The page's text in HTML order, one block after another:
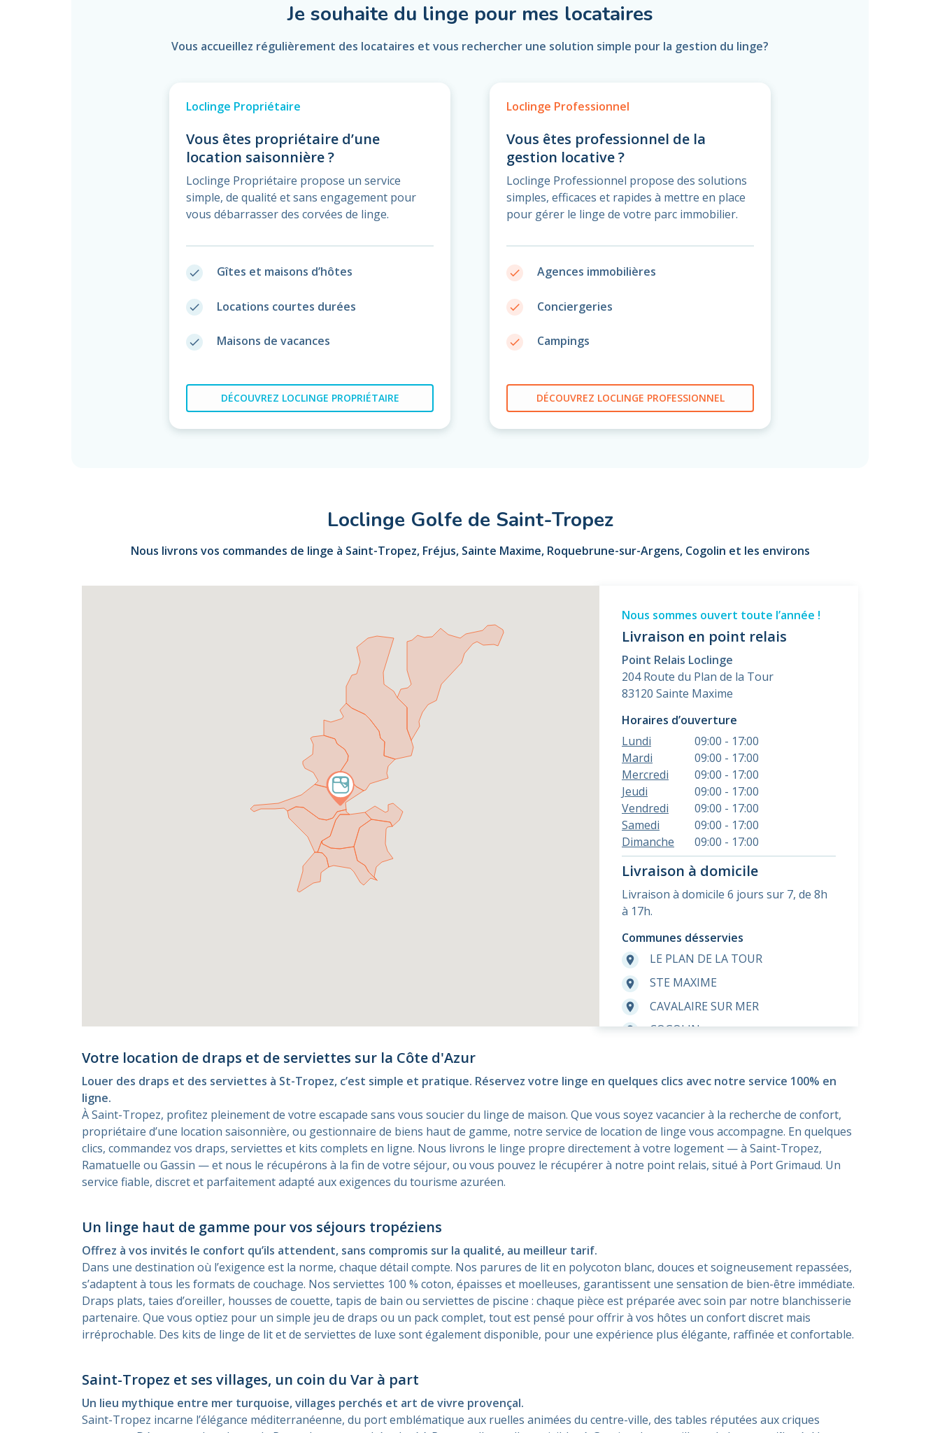
Je souhaite du linge pour mes locataires
Vous accueillez régulièrement des locataires et vous rechercher une solution simple pour la gestion du linge?
Loclinge Propriétaire
Vous êtes propriétaire d’une
location saisonnière ?
Loclinge Propriétaire propose un service
simple, de qualité et sans engagement pour
vous débarrasser des corvées de linge.
done Gîtes et maisons d’hôtes
done Locations courtes durées
done Maisons de vacances
DÉCOUVREZ LOCLINGE PROPRIÉTAIRE
Loclinge Professionnel
Vous êtes professionnel de la
gestion locative ?
Loclinge Professionnel propose des solutions
simples, efficaces et rapides à mettre en place
pour gérer le linge de votre parc immobilier.
done Agences immobilières
done Conciergeries
done Campings
DÉCOUVREZ LOCLINGE PROFESSIONNEL
Loclinge Golfe de Saint-Tropez
Nous livrons vos commandes de linge à Saint-Tropez, Fréjus, Sainte Maxime, Roquebrune-sur-Argens, Cogolin et les environs
Nous sommes ouvert toute l’année !
Livraison en point relais
Point Relais Loclinge
204 Route du Plan de la Tour
83120 Sainte Maxime
Horaires d’ouverture
Lundi
09:00 - 17:00
Mardi
09:00 - 17:00
Mercredi
09:00 - 17:00
Jeudi
09:00 - 17:00
Vendredi
09:00 - 17:00
Samedi
09:00 - 17:00
Dimanche
09:00 - 17:00
Livraison à domicile
Livraison à domicile 6 jours sur 7, de 8h
à 17h.
Communes désservies
room LE PLAN DE LA TOUR
room STE MAXIME
room CAVALAIRE SUR MER
room COGOLIN
room RAMATUELLE
room SAINT-AYGULF
room LES ISSAMBRES
room ROQUEBRUNE SUR ARGENS
room ST TROPEZ
Votre location de draps et de serviettes sur la Côte d'Azur
Louer des draps et des serviettes à St-Tropez, c’est simple et pratique. Réservez votre linge en quelques clics avec notre service 100% en
ligne.
À Saint-Tropez, profitez pleinement de votre escapade sans vous soucier du linge de maison. Que vous soyez vacancier à la recherche de confort,
propriétaire d’une location saisonnière, ou gestionnaire de biens haut de gamme, notre service de location de linge vous accompagne. En quelques
clics, commandez vos draps, serviettes et kits complets en ligne. Nous livrons le linge propre directement à votre logement — à Saint-Tropez,
Ramatuelle ou Gassin — et nous le récupérons à la fin de votre séjour, ou vous pouvez le récupérer à notre point relais, situé à Port Grimaud. Un
service fiable, discret et parfaitement adapté aux exigences du tourisme azuréen.
Un linge haut de gamme pour vos séjours tropéziens
Offrez à vos invités le confort qu’ils attendent, sans compromis sur la qualité, au meilleur tarif.
Dans une destination où l’exigence est la norme, chaque détail compte. Nos parures de lit en polycoton blanc, douces et soigneusement repassées,
s’adaptent à tous les formats de couchage. Nos serviettes 100 % coton, épaisses et moelleuses, garantissent une sensation de bien-être immédiate.
Draps plats, taies d’oreiller, housses de couette, tapis de bain ou serviettes de piscine : chaque pièce est préparée avec soin par notre blanchisserie
partenaire. Que vous optiez pour un simple jeu de draps ou un pack complet, tout est pensé pour offrir à vos hôtes un confort discret mais
irréprochable. Des kits de linge de lit et de serviettes de luxe sont également disponible, pour une expérience plus élégante, raffinée et confortable.
Saint-Tropez et ses villages, un coin du Var à part
Un lieu mythique entre mer turquoise, villages perchés et art de vivre provençal.
Saint-Tropez incarne l’élégance méditerranéenne, du port emblématique aux ruelles animées du centre-ville, des tables réputées aux criques